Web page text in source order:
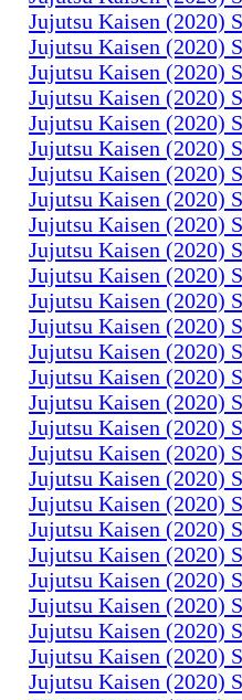
Jujutsu Kaisen (2020)
Jujutsu Kaisen (2020)
Jujutsu Kaisen (2020)
Jujutsu Kaisen (2020)
Jujutsu Kaisen (2020)
Jujutsu Kaisen (2020)
Jujutsu Kaisen (2020)
Jujutsu Kaisen (2020)
Jujutsu Kaisen (2020)
Jujutsu Kaisen (2020)
Jujutsu Kaisen (2020)
Jujutsu Kaisen (2020)
Jujutsu Kaisen (2020)
Jujutsu Kaisen (2020)
Jujutsu Kaisen (2020)
Jujutsu Kaisen (2020)
Jujutsu Kaisen (2020)
Jujutsu Kaisen (2020)
Jujutsu Kaisen (2020)
Jujutsu Kaisen (2020)
Jujutsu Kaisen (2020)
Jujutsu Kaisen (2020)
Jujutsu Kaisen (2020)
Jujutsu Kaisen (2020)
Jujutsu Kaisen (2020)
Jujutsu Kaisen (2020)
Jujutsu Kaisen (2020)